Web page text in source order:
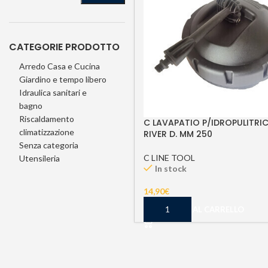
CATEGORIE PRODOTTO
Arredo Casa e Cucina
Giardino e tempo libero
Idraulica sanitari e
bagno
Riscaldamento
climatizzazione
Senza categoria
Utensileria
C LAVAPATIO P/
RIVER D. MM 250
C LINE TOOL
In stock
14,90€
AGGIUNGI AL CARRELLO